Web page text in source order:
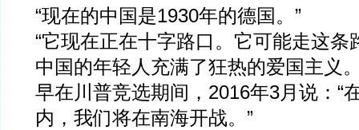
“现在的中国是1930年的德国。”
“它现在正在十字路口。它可能走这条
中国的年轻人充满了狂热的爱国主义
早在川普竞选期间，2016年3月说：“
内，我们将在南海开战。”